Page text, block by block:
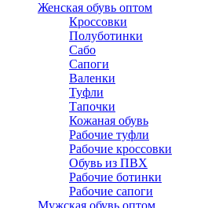
Женская обувь оптом
Кроссовки
Полуботинки
Сабо
Сапоги
Валенки
Туфли
Тапочки
Кожаная обувь
Рабочие туфли
Рабочие кроссовки
Обувь из ПВХ
Рабочие ботинки
Рабочие сапоги
Мужская обувь оптом